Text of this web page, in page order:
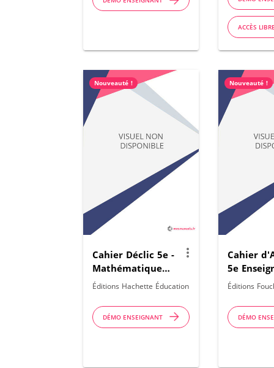
MCO 2026
ACCÈS
Nouveauté !
Cahier Déclic 5e -
Mathématiques -
2026
more_vert
Éditions Hachette Éducation
DÉMO ENSEIGNANT
Nouveauté !
Cahier
5e
adapté Éd
Éditions
DÉMO